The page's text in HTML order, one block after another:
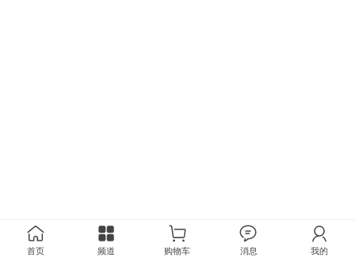
首页 频道 购物车 消息 我的